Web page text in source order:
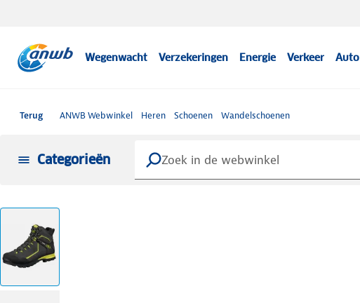
Wegenwacht Verzekeringen Energie Verkeer Auto
Terug ANWB Webwinkel Heren Schoenen Wandelschoenen
Categorieën